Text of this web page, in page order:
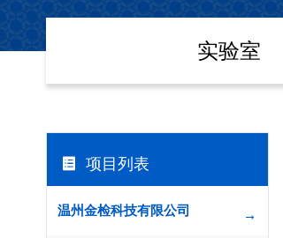
实验室
 项目列表
温州金检科技有限公司 →